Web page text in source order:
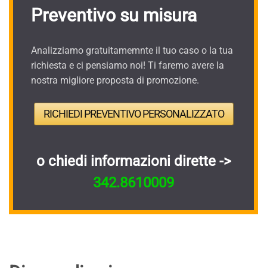
Preventivo su misura
Analizziamo gratuitamemnte il tuo caso o la tua
richiesta e ci pensiamo noi! Ti faremo avere la
nostra migliore proposta di promozione.
RICHIEDI PREVENTIVO PERSONALIZZATO
o chiedi informazioni dirette ->
342.8610009